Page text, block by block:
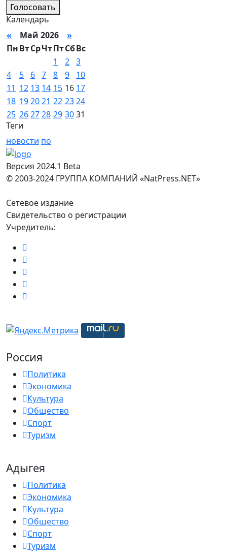
Голосовать
Календарь
« Май 2026 »
ПнВтСрЧтПтСбВс
1
2 3
4
5 6 7 8 9
10
11 12 13 14 15 16 17
18 192021 22 2324
25 262728 29 3031
Теги
новости по
Версия 2024.1 Beta
© 2003-2024 ГРУППА КОМПАНИЙ «NatPress.NET»
Сетевое издание
Свидетельство о регистрации
Учредитель:
Россия
Политика
Экономика
Культура
Общество
Спорт
Туризм
Адыгея
Политика
Экономика
Культура
Общество
Спорт
Туризм